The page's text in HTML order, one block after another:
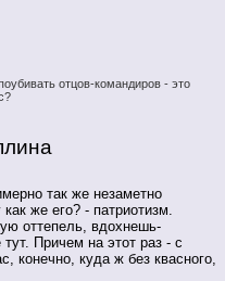
отцов-командиров - это
так же незаметно
же его? - патриотизм.
оттепель, вдохнешь-
Причем на этот раз - с
конечно, куда ж без квасного,